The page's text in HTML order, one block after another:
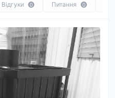
Відгуки 0 Питання 0